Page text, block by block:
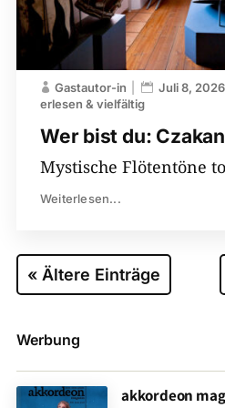
Wer bist du:
Gastautor-in Juli 8, 2026
erlesen & vielfältig
Mystische Flötentöne
Weiterlesen...
« Ältere Einträge
Werbung
akkordeon